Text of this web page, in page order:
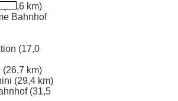
(12,6 km)
Bahnhof
(17,0
(26,7 km)
(29,4 km)
(31,5